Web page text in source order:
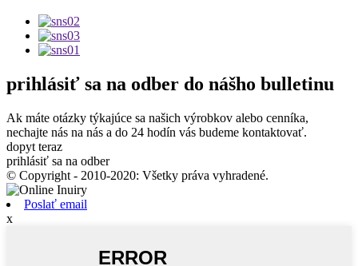
prihlásiť sa na odber do nášho bulletinu
Ak máte otázky týkajúce sa našich výrobkov alebo cenníka,
nechajte nás na nás a do 24 hodín vás budeme kontaktovať.
dopyt teraz
prihlásiť sa na odber
© Copyright - 2010-2020: Všetky práva vyhradené.
Poslať email
x